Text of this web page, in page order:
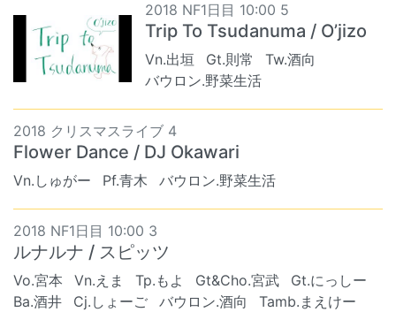
2018 NF1日目 10:00 5
Trip To Tsudanuma / O’jizo
Vn.出垣 Gt.則常
Tw.酒向
バウロン.野菜生活
2018 クリスマスライブ 4
Flower Dance / DJ Okawari
Vn.しゅがー Pf.青木 バウロン.野菜生活
2018 NF1日目 10:00 3
ルナルナ / スピッツ
Vo.宮本 Vn.えま Tp.もよ Gt&Cho.宮武
Gt.にっしー
Ba.酒井
Cj.しょーご バウロン.酒向 Tamb.まえけー